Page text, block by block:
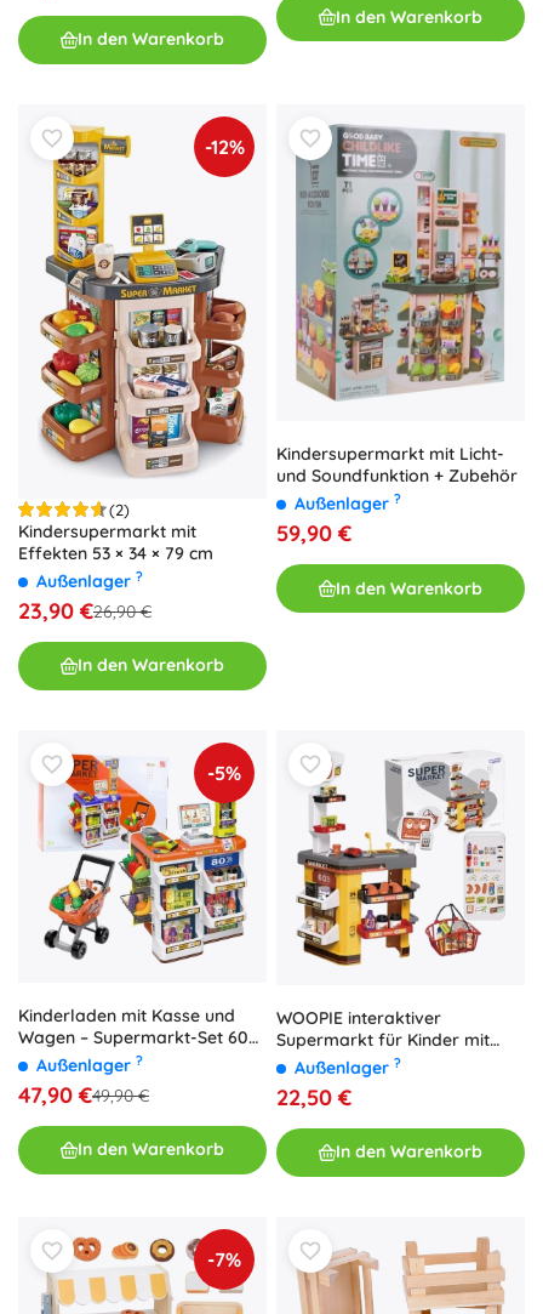
In den Warenkorb
In den Warenkorb
-12%
(2)
Kindersupermarkt mit
Effekten 53 × 34 × 79 cm
Außenlager ?
23,90 €26,90 €
In den Warenkorb
Kindersupermarkt mit Licht-
und Soundfunktion + Zubehör
Außenlager ?
59,90 €
In den Warenkorb
-5%
Kinderladen mit Kasse und
Wagen – Supermarkt-Set 60
TeileAußenlager ?
47,90 €49,90 €
In den Warenkorb
WOOPIE interaktiver
Supermarkt für Kinder mit
Zubehör
Außenlager ?
22,50 €
In den Warenkorb
-7%